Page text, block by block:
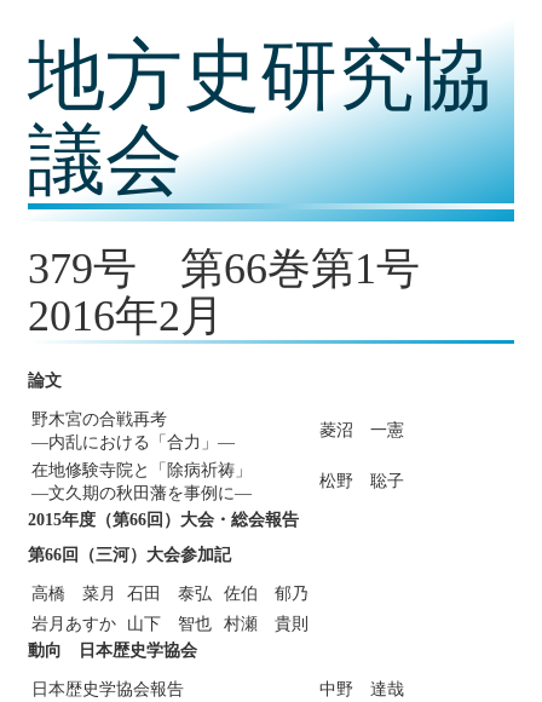
地方史研究協
議会
379号 第66巻第1号
2016年2月
論文
野木宮の合戦再考
―内乱における「合力」―
菱沼 一憲
在地修験寺院と「除病祈祷」
―文久期の秋田藩を事例に―
松野 聡子
2015年度（第66回）大会・総会報告
第66回（三河）大会参加記
高橋 菜月 石田 泰弘
佐伯 郁乃
岩月あすか
山下 智也
村瀬 貴則
動向 日本歴史学協会
日本歴史学協会報告
中野 達哉